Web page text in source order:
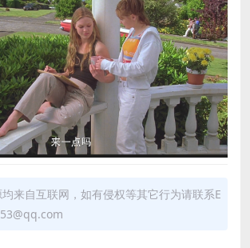
来自互联网，如有侵权等其它行为请联系E